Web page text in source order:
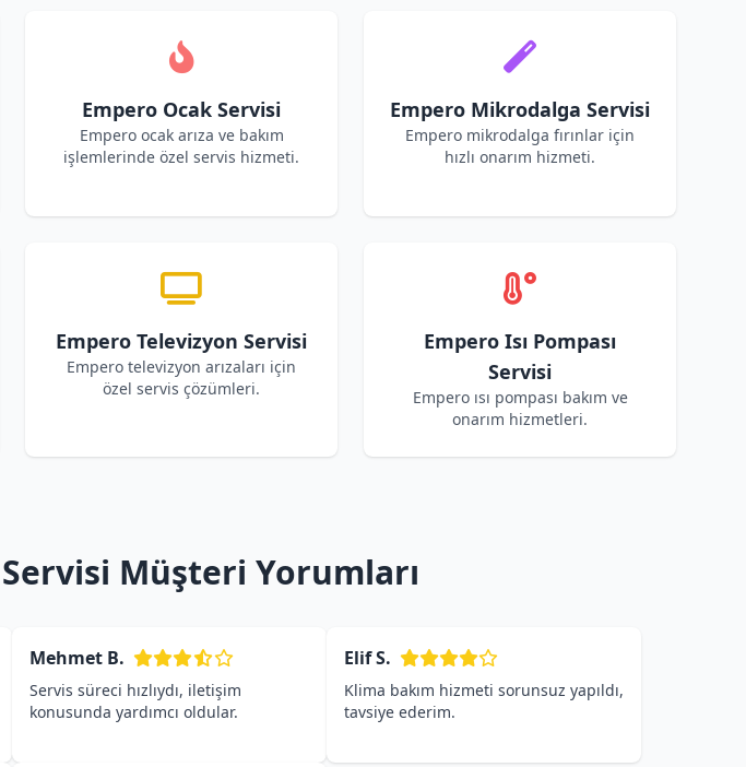
Empero Ocak Servisi
Empero ocak arıza ve bakım
işlemlerinde özel servis hizmeti.
Empero Mikrodalga Servisi
Empero mikrodalga fırınlar için
hızlı onarım hizmeti.
Empero Televizyon Servisi
Empero televizyon arızaları için
özel servis çözümleri.
Empero Isı Pompası
Servisi
Empero ısı pompası bakım ve
onarım hizmetleri.
Müşteri Yorumları
Mehmet B.
Servis süreci hızlıydı, iletişim
konusunda yardımcı oldular.
Elif S.
Klima bakım hizmeti sorunsuz yapıldı,
tavsiye ederim.